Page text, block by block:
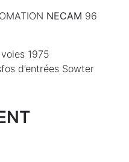
NECAM 96
1975
d’entrées Sowter